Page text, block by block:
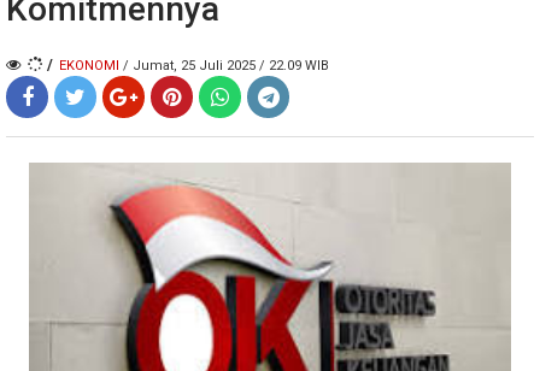
Komitmennya
/ EKONOMI / Jumat, 25 Juli 2025 / 22.09 WIB